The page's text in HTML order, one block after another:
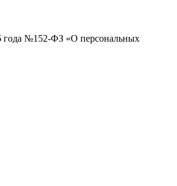
года №152-ФЗ «О персональных